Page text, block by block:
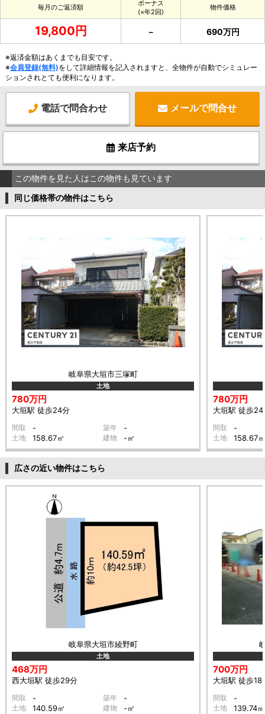
毎月のご返済額
ボーナス
(×年2回)
物件価格
19,800円 － 690万円
※返済金額はあくまでも目安です。
※会員登録(無料)をして詳細情報を記入されますと、全物件が自動でシミュレー
ションされとても便利になります。
電話で問合わせ メールで問合せ
来店予約
この物件を見た人はこの物件も見ています
同じ価格帯の物件はこちら
岐阜県大垣市三塚町
土地
780万円
大垣駅 徒歩24分
間取 - 築年 -
土地 158.67㎡ 建物 -㎡
780万円
大垣駅 徒歩24
間取 -
土地 158.67㎡
広さの近い物件はこちら
岐阜県大垣市綾野町
土地
468万円
西大垣駅 徒歩29分
間取 - 築年 -
土地 140.59㎡ 建物 -㎡
700万円
大垣駅 徒歩18
間取 -
土地 139.74㎡